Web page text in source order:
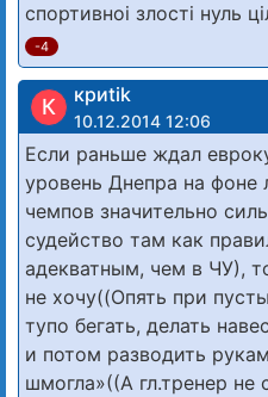
спортивноі злості нуль
-4
К криtik
10.12.2014 12:06
Если раньше ждал
уровень Днепра на фоне
чемпов значительно
судейство там как
адекватным, чем в ЧУ),
не хочу((Опять при
тупо бегать, делать
и потом разводить
шмогла»((А гл.тренер не